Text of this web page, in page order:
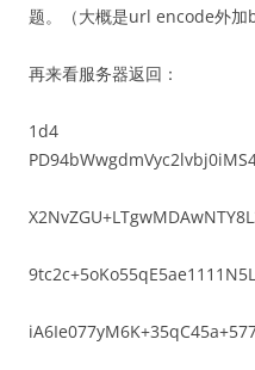
题。（大概是url encode外加
再来看服务器返回：
1d4